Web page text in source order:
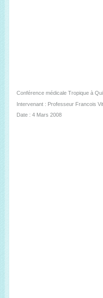
Conférence médicale Tropique à
Intervenant : Professeur Francois
Date : 4 Mars 2008